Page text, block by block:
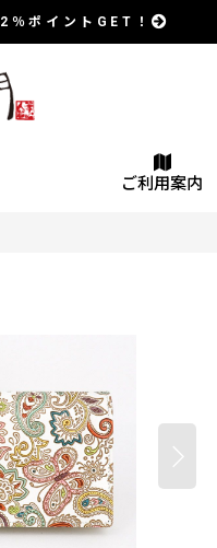
2％ポイントGET！
ご利用案内